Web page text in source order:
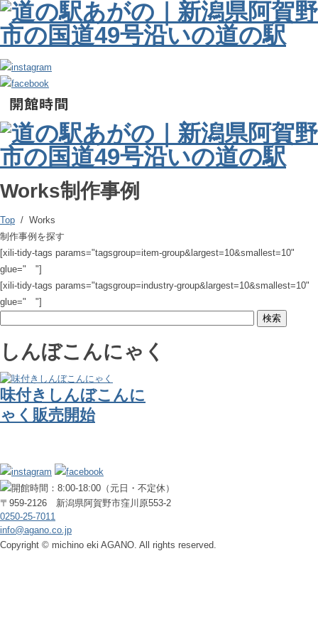
Works制作事例
Top / Works
制作事例を探す
[xili-tidy-tags params="tagsgroup=item-group&largest=10&smallest=10"
glue=" "]
[xili-tidy-tags params="tagsgroup=industry-group&largest=10&smallest=10"
glue=" "]
しんぼこんにゃく
味付きしんぼこんに
ゃく販売開始
〒959-2126 新潟県阿賀野市窪川原553-2
0250-25-7011
info@agano.co.jp
Copyright © michino eki AGANO. All rights reserved.